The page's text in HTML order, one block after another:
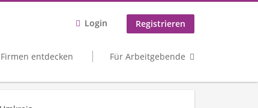
Login Registrieren
Firmen entdecken Für Arbeitgebende